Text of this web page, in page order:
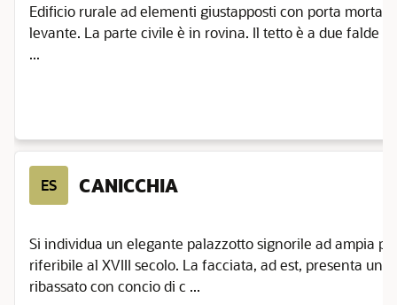
Edificio rurale ad elementi giustapposti con porta morta.
levante. La parte civile è in rovina. Il tetto è a due falde
...
ES CANICCHIA
Si individua un elegante palazzotto signorile ad ampia
riferibile al XVIII secolo. La facciata, ad est, presenta un
ribassato con concio di c ...